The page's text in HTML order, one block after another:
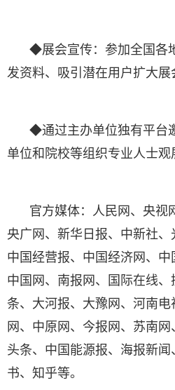
◆展会宣传：参加全国各
发资料、吸引潜在用户扩大展
◆通过主办单位独有平台
单位和院校等组织专业人士观
官方媒体：人民网、央视
央广网、新华日报、中新社、
中国经营报、中国经济网、中
中国网、南报网、国际在线
条、大河报、大豫网、河南
网、中原网、今报网、苏南
头条、中国能源报、海报新
书、知乎等。